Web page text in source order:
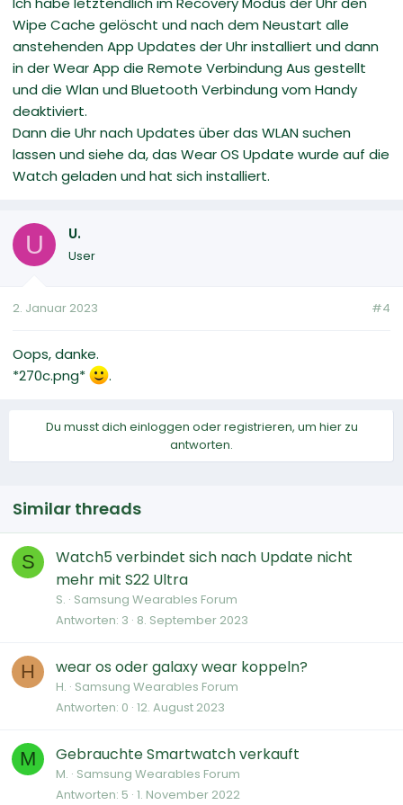
Wipe Cache gelöscht und nach dem Neustart alle
anstehenden App Updates der Uhr installiert und dann
in der Wear App die Remote Verbindung Aus gestellt
und die Wlan und Bluetooth Verbindung vom Handy
deaktiviert.
Dann die Uhr nach Updates über das WLAN suchen
lassen und siehe da, das Wear OS Update wurde auf die
Watch geladen und hat sich installiert.
U U.
User
2. Januar 2023 #4
Oops, danke.
*270c.png*
.
Du musst dich einloggen oder registrieren, um hier zu
antworten.
Similar threads
S
Watch5 verbindet sich nach Update nicht
mehr mit S22 Ultra
S. Samsung Wearables Forum
Antworten 3 8. September 2023
H wear os oder galaxy wear koppeln?
H. Samsung Wearables Forum
Antworten 0 12. August 2023
M Gebrauchte Smartwatch verkauft
M. Samsung Wearables Forum
Antworten 5 1. November 2022